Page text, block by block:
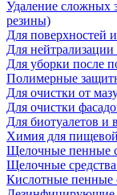
Удаление сложных
резины)
Для поверхностей
Для нейтрализации
Для уборки после
Полимерные
Для очистки от
Для очистки
Для биотуалетов и
Химия для
Щелочные пенные
Щелочные
Кислотные пенные